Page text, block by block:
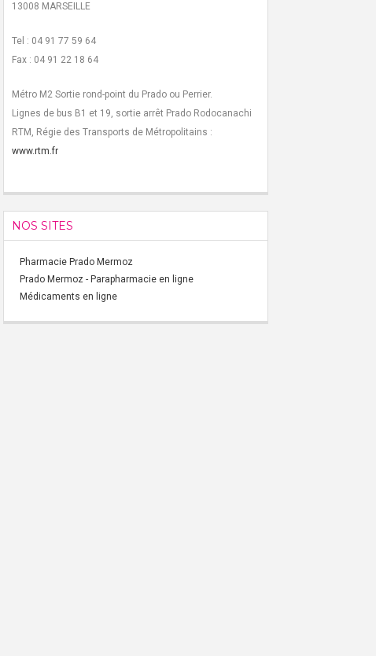
13008 MARSEILLE
Tel : 04 91 77 59 64
Fax : 04 91 22 18 64
Métro M2 Sortie rond-point du Prado ou Perrier.
Lignes de bus B1 et 19, sortie arrêt Prado Rodocanachi
RTM, Régie des Transports de Métropolitains :
www.rtm.fr
NOS SITES
Pharmacie Prado Mermoz
Prado Mermoz - Parapharmacie en ligne
Médicaments en ligne